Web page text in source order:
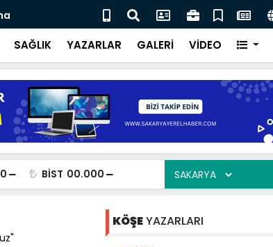
Ateş savaşçılarının zamana karşı yarışı
SAĞLIK YAZARLAR GALERİ VİDEO
BİST 00.000
KÖŞEYAZARLARI